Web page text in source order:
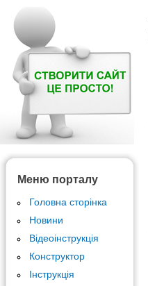
Меню порталу
Головна сторінка
Новини
Відеоінструкція
Конструктор
Інструкція